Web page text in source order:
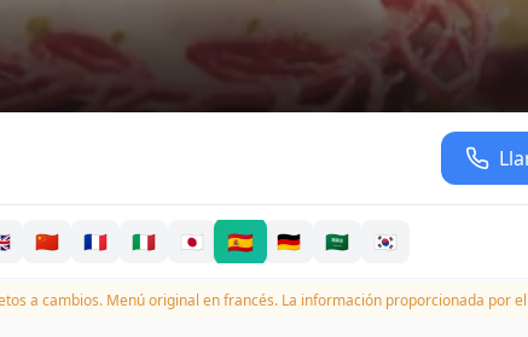
🇨🇳 🇫🇷 🇮🇹 🇯🇵 🇪🇸 🇩🇪 🇸🇦 🇰🇷
a cambios.Menú original en francés. La información proporcionada por